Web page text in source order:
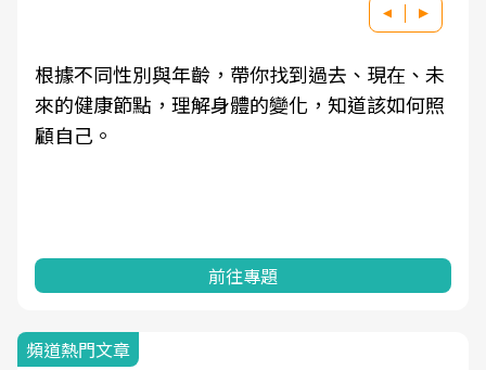
根據不同性別與年齡，帶你找到過去、現在、未
來的健康節點，理解身體的變化，知道該如何照
顧自己。
前往專題
頻道熱門文章